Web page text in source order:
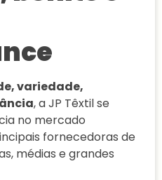
variedade,
, a JP Têxtil se
no mercado
fornecedoras de
médias e grandes